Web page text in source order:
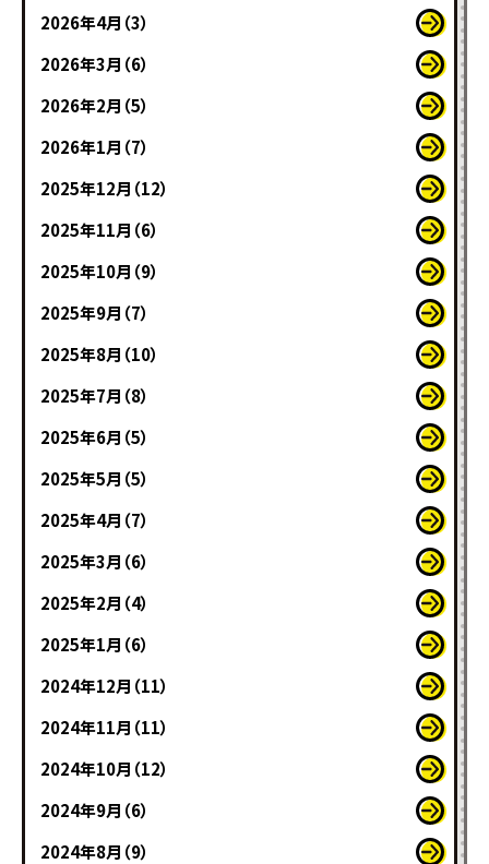
2026年4月（3）
2026年3月（6）
2026年2月（5）
2026年1月（7）
2025年12月（12）
2025年11月（6）
2025年10月（9）
2025年9月（7）
2025年8月（10）
2025年7月（8）
2025年6月（5）
2025年5月（5）
2025年4月（7）
2025年3月（6）
2025年2月（4）
2025年1月（6）
2024年12月（11）
2024年11月（11）
2024年10月（12）
2024年9月（6）
2024年8月（9）